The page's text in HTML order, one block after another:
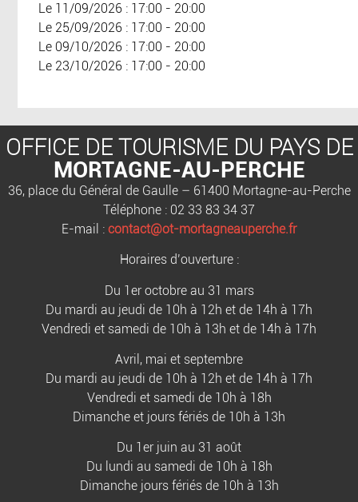
Le 11/09/2026 : 17:00 - 20:00
Le 25/09/2026 : 17:00 - 20:00
Le 09/10/2026 : 17:00 - 20:00
Le 23/10/2026 : 17:00 - 20:00
OFFICE DE TOURISME DU PAYS DE
MORTAGNE-AU-PERCHE
36, place du Général de Gaulle – 61400 Mortagne-au-Perche
Téléphone : 02 33 83 34 37
E-mail : contact@ot-mortagneauperche.fr
Horaires d’ouverture :
Du 1er octobre au 31 mars
Du mardi au jeudi de 10h à 12h et de 14h à 17h
Vendredi et samedi de 10h à 13h et de 14h à 17h
Avril, mai et septembre
Du mardi au jeudi de 10h à 12h et de 14h à 17h
Vendredi et samedi de 10h à 18h
Dimanche et jours fériés de 10h à 13h
Du 1er juin au 31 août
Du lundi au samedi de 10h à 18h
Dimanche jours fériés de 10h à 13h